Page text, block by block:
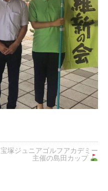
宝塚ジュニアゴルフアカデミー
主催の島田カップ